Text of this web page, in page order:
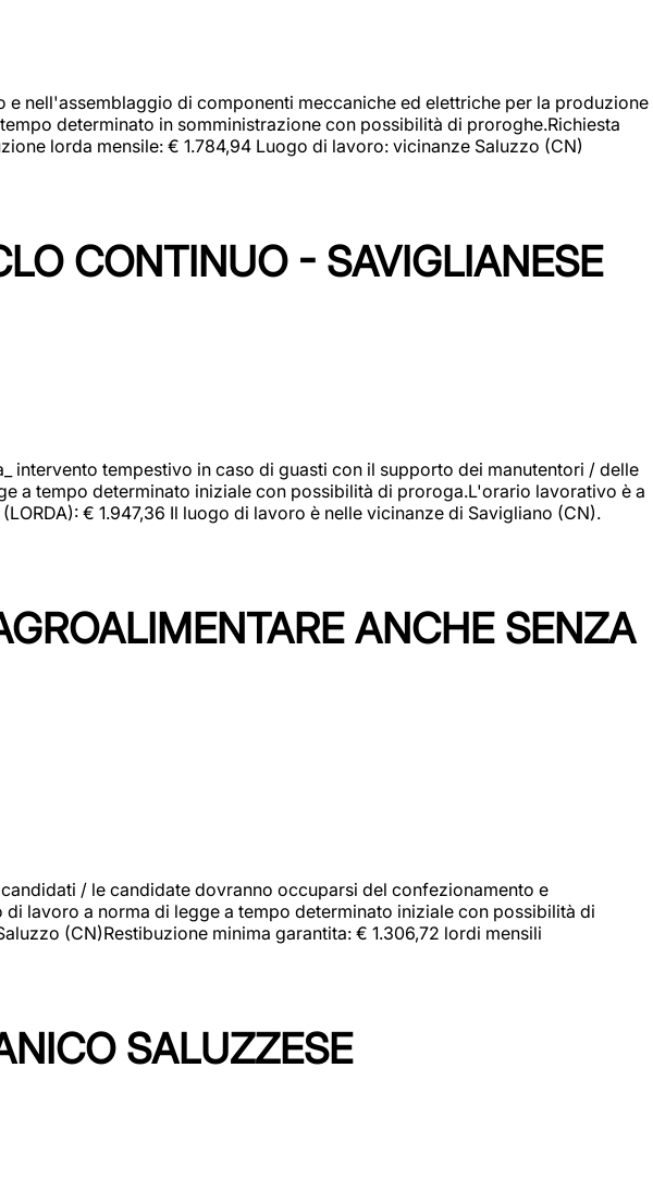
nell'assemblaggio di componenti meccaniche ed elettriche per la produzione
determinato in somministrazione con possibilità di proroghe.Richiesta
lorda mensile: € 1.784,94 Luogo di lavoro: vicinanze Saluzzo (CN)
CONTINUO - SAVIGLIANESE
intervento tempestivo in caso di guasti con il supporto dei manutentori / delle
a tempo determinato iniziale con possibilità di proroga.L'orario lavorativo è a
€ 1.947,36 Il luogo di lavoro è nelle vicinanze di Savigliano (CN).
ANCHE SENZA
/ le candidate dovranno occuparsi del confezionamento e
lavoro a norma di legge a tempo determinato iniziale con possibilità di
(CN)Restibuzione minima garantita: € 1.306,72 lordi mensili
SALUZZESE